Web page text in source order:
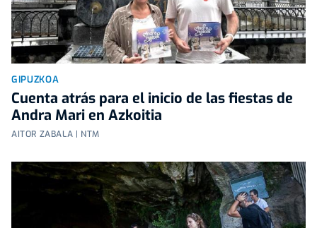
GIPUZKOA
Cuenta atrás para el inicio de las fiestas de
Andra Mari en Azkoitia
AITOR ZABALA | NTM